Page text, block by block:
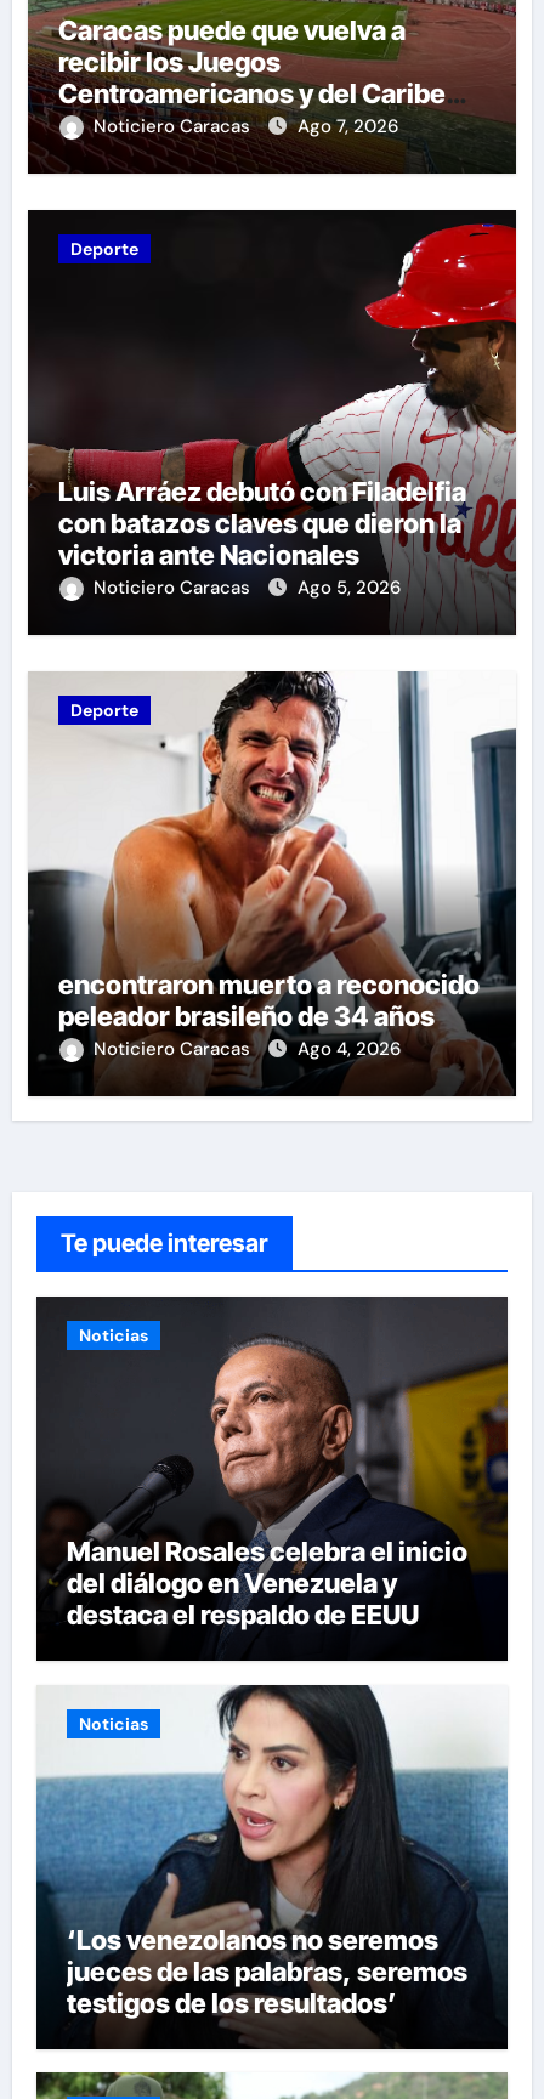
Caracas puede que vuelva a
recibir los Juegos
Centroamericanos y del Caribe
tras mas de 70 años
Noticiero Caracas Ago 7, 2026
Deporte
Luis Arráez debutó con Filadelfia
con batazos claves que dieron la
victoria ante Nacionales
Noticiero Caracas Ago 5, 2026
Deporte
encontraron muerto a reconocido
peleador brasileño de 34 años
Noticiero Caracas Ago 4, 2026
Te puede interesar
Noticias
Manuel Rosales celebra el inicio
del diálogo en Venezuela y
destaca el respaldo de EEUU
Noticias
‘Los venezolanos no seremos
jueces de las palabras, seremos
testigos de los resultados’